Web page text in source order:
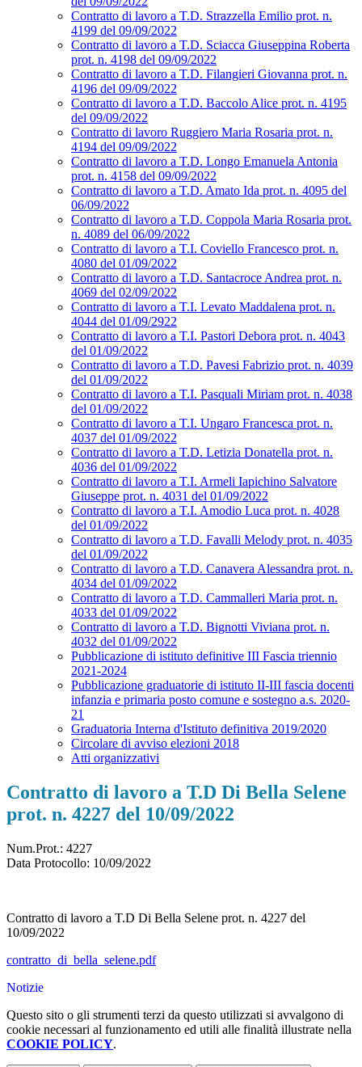
Contratto di lavoro a T.D. Strazzella Emilio prot. n.
4199 del 09/09/2022
Contratto di lavoro a T.D. Sciacca Giuseppina Roberta
prot. n. 4198 del 09/09/2022
Contratto di lavoro a T.D. Filangieri Giovanna prot. n.
4196 del 09/09/2022
Contratto di lavoro a T.D. Baccolo Alice prot. n. 4195
del 09/09/2022
Contratto di lavoro Ruggiero Maria Rosaria prot. n.
4194 del 09/09/2022
Contratto di lavoro a T.D. Longo Emanuela Antonia
prot. n. 4158 del 09/09/2022
Contratto di lavoro a T.D. Amato Ida prot. n. 4095 del
06/09/2022
Contratto di lavoro a T.D. Coppola Maria Rosaria prot.
n. 4089 del 06/09/2022
Contratto di lavoro a T.I. Coviello Francesco prot. n.
4080 del 01/09/2022
Contratto di lavoro a T.D. Santacroce Andrea prot. n.
4069 del 02/09/2022
Contratto di lavoro a T.I. Levato Maddalena prot. n.
4044 del 01/09/2922
Contratto di lavoro a T.I. Pastori Debora prot. n. 4043
del 01/09/2022
Contratto di lavoro a T.D. Pavesi Fabrizio prot. n. 4039
del 01/09/2022
Contratto di lavoro a T.I. Pasquali Miriam prot. n. 4038
del 01/09/2022
Contratto di lavoro a T.I. Ungaro Francesca prot. n.
4037 del 01/09/2022
Contratto di lavoro a T.D. Letizia Donatella prot. n.
4036 del 01/09/2022
Contratto di lavoro a T.I. Armeli Iapichino Salvatore
Giuseppe prot. n. 4031 del 01/09/2022
Contratto di lavoro a T.I. Amodio Luca prot. n. 4028
del 01/09/2022
Contratto di lavoro a T.D. Favalli Melody prot. n. 4035
del 01/09/2022
Contratto di lavoro a T.D. Canavera Alessandra prot. n.
4034 del 01/09/2022
Contratto di lavoro a T.D. Cammalleri Maria prot. n.
4033 del 01/09/2022
Contratto di lavoro a T.D. Bignotti Viviana prot. n.
4032 del 01/09/2022
Pubblicazione di istituto definitive III Fascia triennio
2021-2024
Pubblicazione graduatorie di istituto II-III fascia docenti
infanzia e primaria posto comune e sostegno a.s. 2020-
21
Graduatoria Interna d'Istituto definitiva 2019/2020
Circolare di avviso elezioni 2018
Atti organizzativi
Contratto di lavoro a T.D Di Bella Selene
prot. n. 4227 del 10/09/2022
Num.Prot.: 4227
Data Protocollo: 10/09/2022
Contratto di lavoro a T.D Di Bella Selene prot. n. 4227 del
10/09/2022
contratto_di_bella_selene.pdf
Notizie
Questo sito o gli strumenti terzi da questo utilizzati si avvalgono di
cookie necessari al funzionamento ed utili alle finalità illustrate nella
COOKIE POLICY.